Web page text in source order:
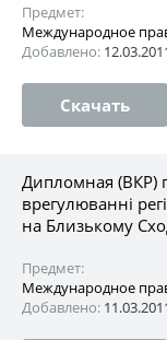
Предмет:
Международное
Добавлено:
Скачать
Дипломная (ВКР)
врегулюванні
на Близькому
Предмет:
Международное
Добавлено: